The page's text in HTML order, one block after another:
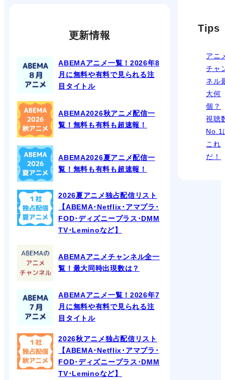
更新情報
ABEMAアニメ一覧！2026年8
月に無料や有料で見られる注
目タイトル
ABEMA2026秋アニメ配信一
覧！無料も有料も超速報！
ABEMA2026夏アニメ配信一
覧！無料も有料も超速報！
2026夏アニメ独占配信リスト
【ABEMA･Netflix･アマプラ･
FOD･ディズニープラス･DMM
TV･Leminoなど】
ABEMAアニメチャンネル全一
覧！最大同時出現数は？
ABEMAアニメ一覧！2026年7
月に無料や有料で見られる注
目タイトル
2026秋アニメ独占配信リスト
【ABEMA･Netflix･アマプラ･
FOD･ディズニープラス･DMM
TV･Leminoなど】
Tips
アニ
チャ
ネル
大何
個？
視聴
No.1
これ
だ！